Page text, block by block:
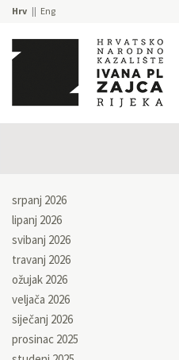
Hrv Eng
srpanj 2026
lipanj 2026
svibanj 2026
travanj 2026
ožujak 2026
veljača 2026
siječanj 2026
prosinac 2025